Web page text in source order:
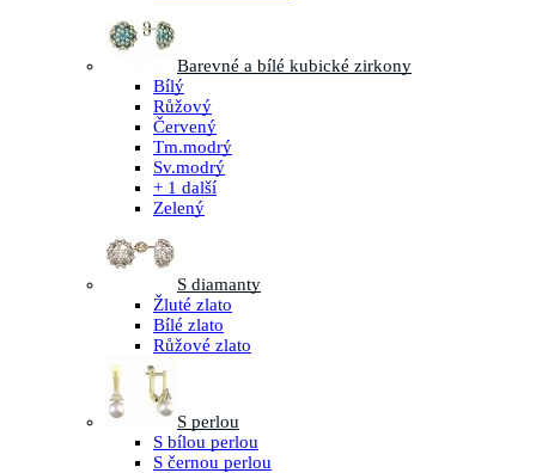
Barevné a bílé kubické zirkony
Bílý
Růžový
Červený
Tm.modrý
Sv.modrý
+ 1 další
Zelený
S diamanty
Žluté zlato
Bílé zlato
Růžové zlato
S perlou
S bílou perlou
S černou perlou